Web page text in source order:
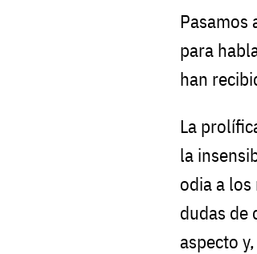
Pasamos
para
han
La
la
odia a
dudas de
aspecto